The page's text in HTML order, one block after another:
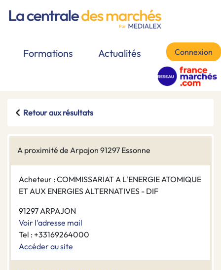
Formations Actualités Connexion
Retour aux résultats
A proximité de Arpajon 91297 Essonne
Acheteur : COMMISSARIAT A L'ENERGIE ATOMIQUE
ET AUX ENERGIES ALTERNATIVES - DIF
91297 ARPAJON
Voir l'adresse mail
Tel : +33169264000
Accéder au site